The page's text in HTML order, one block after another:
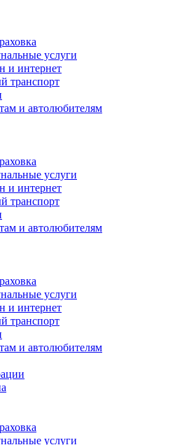
услуги
и интернет
транспорт
и автолюбителям
услуги
и интернет
транспорт
и автолюбителям
услуги
и интернет
транспорт
и автолюбителям
услуги